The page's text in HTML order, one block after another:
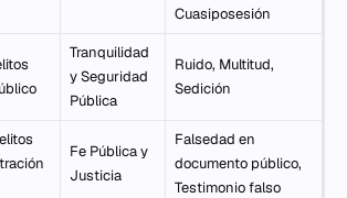
Cuasiposesión
Tranquilidad
y Seguridad
Pública
Ruido, Multitud,
Sedición
Fe Pública y
Justicia
Falsedad en
documento público,
Testimonio falso